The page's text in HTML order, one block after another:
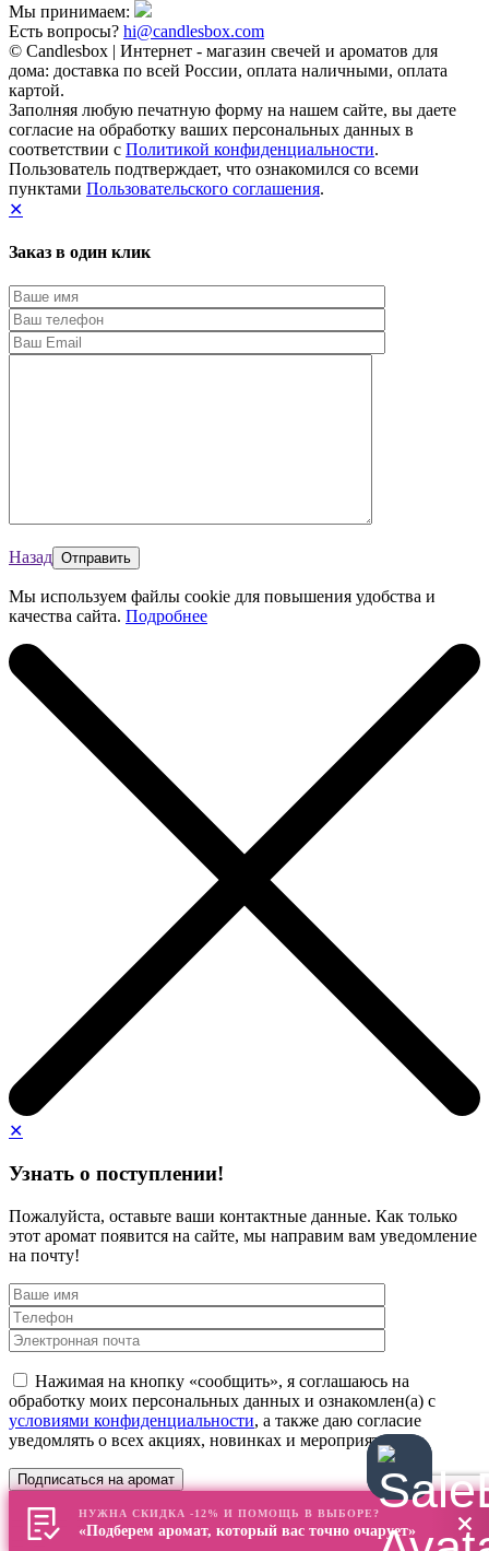
Мы принимаем:
Есть вопросы? hi@candlesbox.com
© Candlesbox | Интернет - магазин свечей и ароматов для
дома: доставка по всей России, оплата наличными, оплата
картой.
Заполняя любую печатную форму на нашем сайте, вы даете
согласие на обработку ваших персональных данных в
соответствии с Политикой конфиденциальности.
Пользователь подтверждает, что ознакомился со всеми
пунктами Пользовательского соглашения.
✕
Заказ в один клик
Назад
Мы используем файлы cookie для повышения удобства и
качества сайта. Подробнее
✕
Узнать о поступлении!
Пожалуйста, оставьте ваши контактные данные. Как только
этот аромат появится на сайте, мы направим вам уведомление
на почту!
Нажимая на кнопку «сообщить», я соглашаюсь на
обработку моих персональных данных и ознакомлен(а) с
условиями конфиденциальности, а также даю согласие
уведомлять о всех акциях, новинках и мероприятиях
НУЖНА СКИДКА -12% И ПОМОЩЬ В ВЫБОРЕ?
«Подберем аромат, который вас точно очарует»